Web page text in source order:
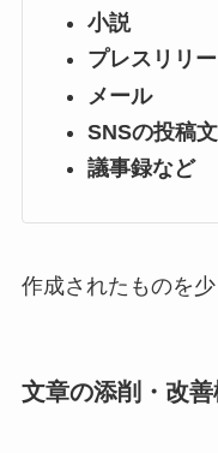
小説
プレスリリ
メール
SNSの投稿文
議事録など
作成されたものを
文章の添削・改